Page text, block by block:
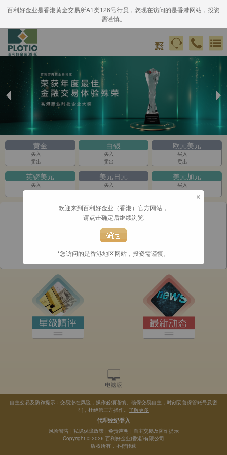
百利好金业是香港黄金交易所A1类126号行员，您现在访问的是香港网站，投资
需谨慎。
Previous
Slide
黄金
买入
卖出
白银
买入
卖出
欧元美元
买入
卖出
英镑美元
买入
卖出
美元日元
买入
卖出
美元加元
买入
卖出
自主交易及防诈提示：交易潜在风险，操作必须谨慎。确保交易自主，时刻妥善保管账号及密
码，杜绝第三方操作。 了解更多
代理经纪登入
风险警告| 私隐保障政策 | 免责声明 | 自主交易及防诈提示
Copyright © 2026 百利好金业(香港)有限公司
版权所有，不得转载
欢迎来到百利好金业（香港）官方网站，
请点击确定后继续浏览
*您访问的是香港地区网站，投资需谨慎。
×